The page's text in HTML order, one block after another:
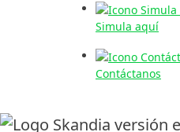
Simula aquí
Contáctanos